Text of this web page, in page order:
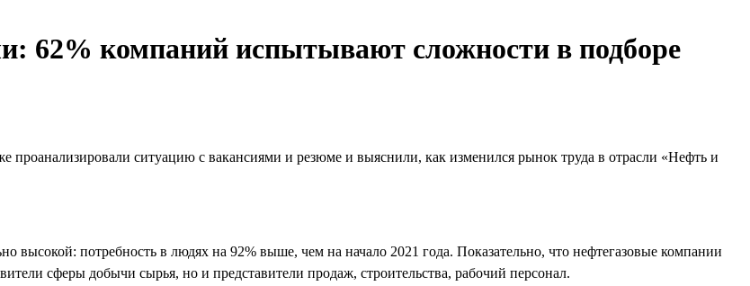
62% компаний испытывают сложности в подборе
проанализировали ситуацию с вакансиями и резюме и выяснили, как изменился рынок труда в отрасли «Нефть и
высокой: потребность в людях на 92% выше, чем на начало 2021 года. Показательно, что нефтегазовые компании
сферы добычи сырья, но и представители продаж, строительства, рабочий персонал.